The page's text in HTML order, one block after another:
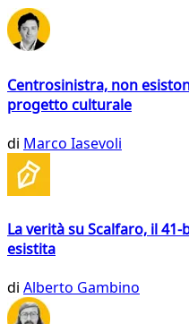
Centrosinistra, non
progetto culturale
di Marco Iasevoli
La verità su Scalfaro, il
esistita
di Alberto Gambino